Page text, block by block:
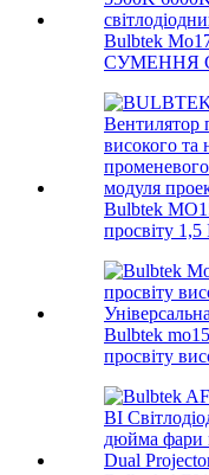
Bulbtek
СУМЕННЯ
Bulbtek
просвіту 1,5
Bulbtek
просвіту